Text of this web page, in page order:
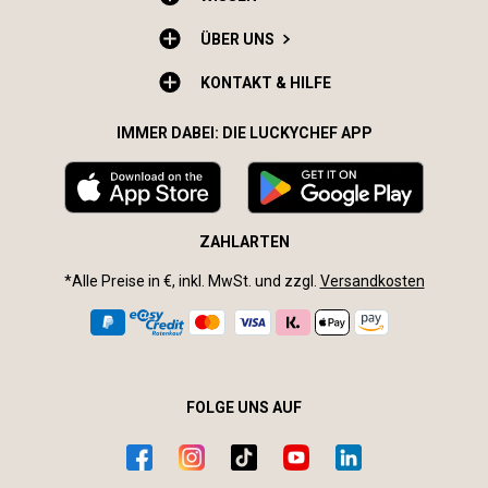
ÜBER UNS
KONTAKT & HILFE
IMMER DABEI: DIE LUCKYCHEF APP
ZAHLARTEN
*Alle Preise in €, inkl. MwSt. und zzgl. Versandkosten
FOLGE UNS AUF